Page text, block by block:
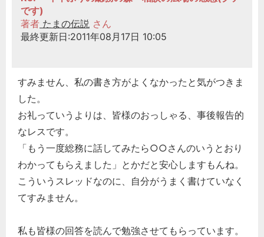
です)
著者 たまの伝説 さん
最終更新日:2011年08月17日 10:05
すみません、私の書き方がよくなかったと気がつきま
した。
お礼っていうよりは、皆様のおっしゃる、事後報告的
なレスです。
「もう一度総務に話してみたら○○さんのいうとおり
わかってもらえました」とかだと安心しますもんね。
こういうスレッドなのに、自分がうまく書けていなく
てすみません。
私も皆様の回答を読んで勉強させてもらっています。